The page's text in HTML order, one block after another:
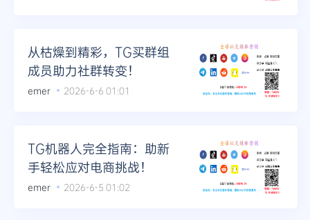
从枯燥到精彩，TG买群组
成员助力社群转变！
emer 2026-6-6 01:01
TG机器人完全指南：助新
手轻松应对电商挑战！
emer 2026-6-5 01:02